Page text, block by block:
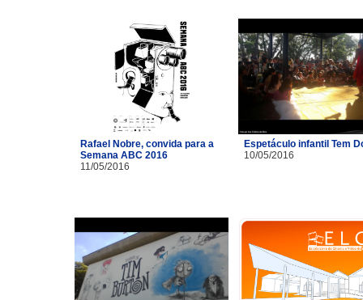
Rafael Nobre, convida para a
Semana ABC 2016
11/05/2016
Espetáculo infantil Tem
10/05/2016